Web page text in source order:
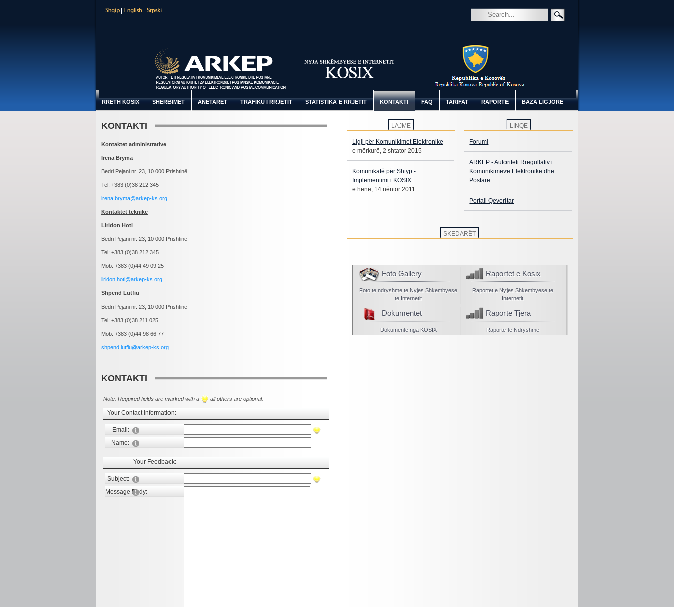
RRETH KOSIX SHËRBIMET ANËTARËT TRAFIKU I RRJETIT STATISTIKA E RRJETIT KONTAKTI FAQ TARIFAT RAPORTE BAZA LIGJORE
KONTAKTI
Kontaktet administrative
Irena Bryma
Bedri Pejani nr. 23, 10 000 Prishtinë
Tel: +383 (0)38 212 345
irena.bryma@arkep-ks.org
Kontaktet teknike
Liridon Hoti
Bedri Pejani nr. 23, 10 000 Prishtinë
Tel: +383 (0)38 212 345
Mob: +383 (0)44 49 09 25
liridon.hoti@arkep-ks.org
Shpend Lutfiu
Bedri Pejani nr. 23, 10 000 Prishtinë
Tel: +383 (0)38 211 025
Mob: +383 (0)44 98 66 77
shpend.lutfiu@arkep-ks.org
KONTAKTI
Note: Required fields are marked with a all others are optional.
Your Contact Information:
Email:
Name:
Your Feedback:
Subject:
Message Body:
LINQE
Forumi
ARKEP - Autoriteti Rregullativ i
Komunikimeve Elektronike dhe
Postare
Portali Qeveritar
LAJME
Ligji për Komunikimet Elektronike
e mërkurë, 2 shtator 2015
Komunikatë për Shtyp -
Implementimi i KOSIX
e hënë, 14 nëntor 2011
SKEDARËT
Foto Gallery
Foto te ndryshme te Nyjes Shkembyese
te Internetit
Raportet e Kosix
Raportet e Nyjes Shkembyese te
Internetit
Dokumentet
Dokumente nga KOSIX
Raporte Tjera
Raporte te Ndryshme